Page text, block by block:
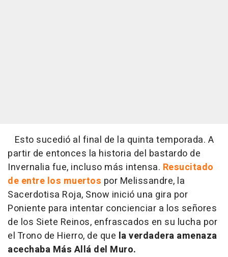
Esto sucedió al final de la quinta temporada. A
partir de entonces la historia del bastardo de
Invernalia fue, incluso más intensa. Resucitado
de entre los muertos por Melissandre, la
Sacerdotisa Roja, Snow inició una gira por
Poniente para intentar concienciar a los señores
de los Siete Reinos, enfrascados en su lucha por
el Trono de Hierro, de que la verdadera amenaza
acechaba Más Allá del Muro.